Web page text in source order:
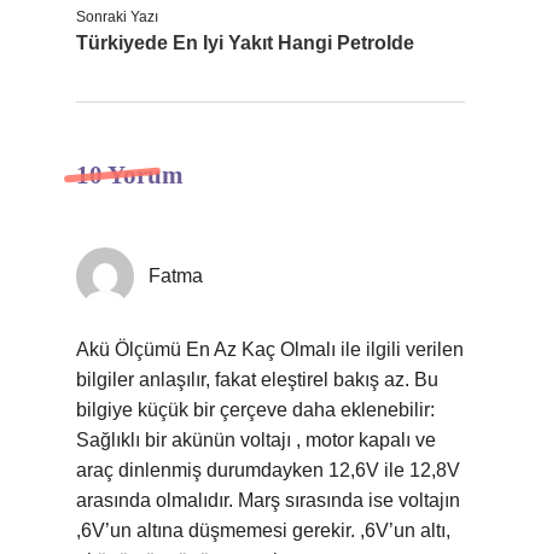
Sonraki Yazı
Türkiyede En Iyi Yakıt Hangi Petrolde
10 Yorum
Fatma
Akü Ölçümü En Az Kaç Olmalı ile ilgili verilen
bilgiler anlaşılır, fakat eleştirel bakış az. Bu
bilgiye küçük bir çerçeve daha eklenebilir:
Sağlıklı bir akünün voltajı , motor kapalı ve
araç dinlenmiş durumdayken 12,6V ile 12,8V
arasında olmalıdır. Marş sırasında ise voltajın
,6V’un altına düşmemesi gerekir. ,6V’un altı,